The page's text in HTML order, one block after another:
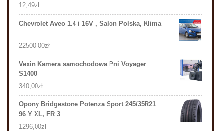
12,49zł
Chevrolet Aveo 1.4 i 16V , Salon Polska, Klima
22500,00zł
Vexin Kamera samochodowa Pni Voyager
S1400
340,00zł
Opony Bridgestone Potenza Sport 245/35R21
96 Y XL, FR 3
1296,00zł